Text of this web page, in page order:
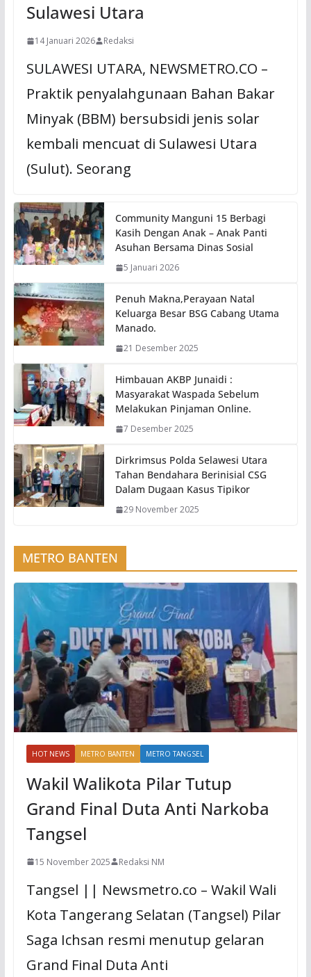
Sulawesi Utara
14 Januari 2026 Redaksi
SULAWESI UTARA, NEWSMETRO.CO –
Praktik penyalahgunaan Bahan Bakar
Minyak (BBM) bersubsidi jenis solar
kembali mencuat di Sulawesi Utara
(Sulut). Seorang
Community Manguni 15 Berbagi
Kasih Dengan Anak – Anak Panti
Asuhan Bersama Dinas Sosial
5 Januari 2026
Penuh Makna,Perayaan Natal
Keluarga Besar BSG Cabang Utama
Manado.
21 Desember 2025
Himbauan AKBP Junaidi :
Masyarakat Waspada Sebelum
Melakukan Pinjaman Online.
7 Desember 2025
Dirkrimsus Polda Selawesi Utara
Tahan Bendahara Berinisial CSG
Dalam Dugaan Kasus Tipikor
29 November 2025
METRO BANTEN
HOT NEWS METRO BANTEN METRO TANGSEL
Wakil Walikota Pilar Tutup
Grand Final Duta Anti Narkoba
Tangsel
15 November 2025 Redaksi NM
Tangsel || Newsmetro.co – Wakil Wali
Kota Tangerang Selatan (Tangsel) Pilar
Saga Ichsan resmi menutup gelaran
Grand Final Duta Anti